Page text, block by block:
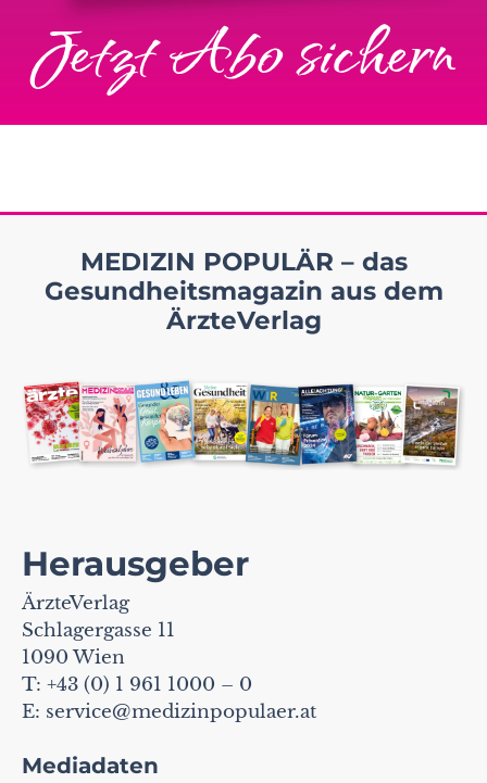
Jetzt Abo sichern
MEDIZIN POPULÄR – das
Gesundheitsmagazin aus dem
ÄrzteVerlag
Herausgeber
ÄrzteVerlag
Schlagergasse 11
1090 Wien
T: +43 (0) 1 961 1000 – 0
E: service@medizinpopulaer.at
Mediadaten